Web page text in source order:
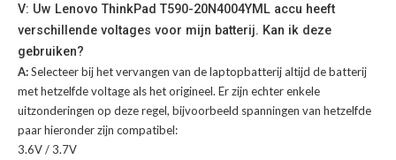
V: Uw Lenovo ThinkPad T590-20N4004YML accu heeft
verschillende voltages voor mijn batterij. Kan ik deze
gebruiken?
A:Selecteer bij het vervangen van de laptopbatterij altijd de batterij
met hetzelfde voltage als het origineel. Er zijn echter enkele
uitzonderingen op deze regel, bijvoorbeeld spanningen van hetzelfde
paar hieronder zijn compatibel:
3.6V / 3.7V